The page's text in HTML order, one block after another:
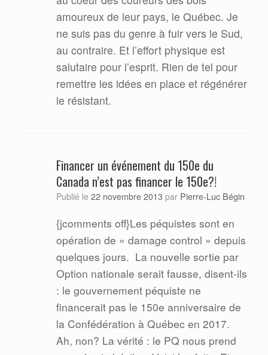
amoureux de leur pays, le Québec. Je
ne suis pas du genre à fuir vers le Sud,
au contraire. Et l’effort physique est
salutaire pour l’esprit. Rien de tel pour
remettre les idées en place et régénérer
le résistant.
Financer un événement du 150e du
Canada n’est pas financer le 150e?!
Publié le 22 novembre 2013 par Pierre-Luc Bégin
{jcomments off}Les péquistes sont en
opération de « damage control » depuis
quelques jours. La nouvelle sortie par
Option nationale serait fausse, disent-ils
: le gouvernement péquiste ne
financerait pas le 150e anniversaire de
la Confédération à Québec en 2017.
Ah, non? La vérité : le PQ nous prend